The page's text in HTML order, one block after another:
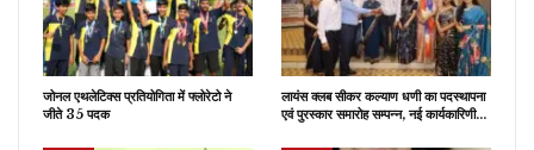
जोनल एथलेटिक्स प्रतियोगिता में फ्लोरेटो ने
जीते 35 पदक
लायंस क्लब सीकर कल्याण धणी का पदस्थापना
एवं पुरस्कार समारोह सम्पन्न, नई कार्यकारिणी…